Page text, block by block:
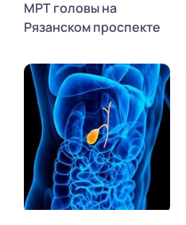
МРТ головы на
Рязанском проспекте